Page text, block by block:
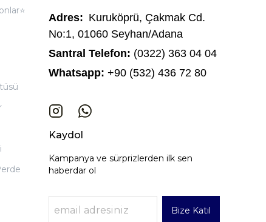
Adres: Kuruköprü, Çakmak Cd.
No:1, 01060 Seyhan/Adana
Santral Telefon: (0322) 363 04 04
Whatsapp: +90 (532) 436 72 80
Kaydol
Kampanya ve sürprizlerden ilk sen
haberdar ol
Bize Katıl